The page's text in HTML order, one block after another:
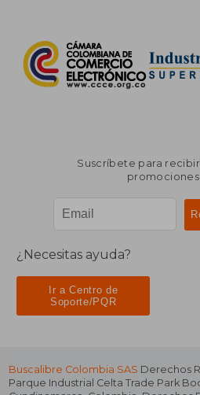
Suscríbete para
promociones
¿Necesitas ayuda?
Ir a Centro de
Soporte/PQR
Buscalibre Colombia SAS Derechos
Parque Industrial Celta Trade Park